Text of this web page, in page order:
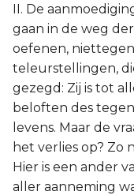
II. De
gaan in de weg
oefenen,
teleurstellingen,
gezegd: Zij is tot
beloften des
levens. Maar de
het verlies op? Zo
Hier is een ander
aller aanneming